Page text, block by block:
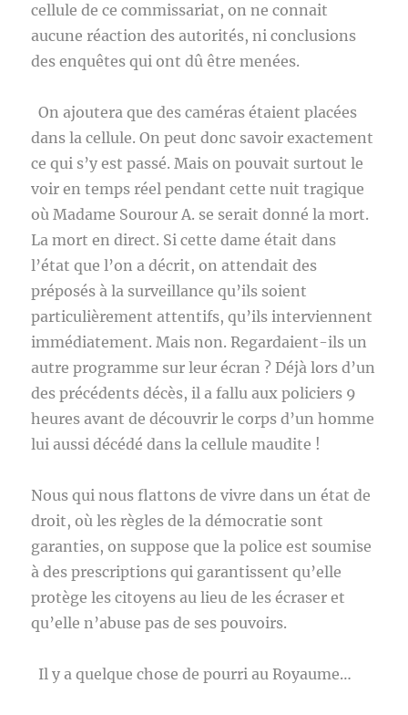
cellule de ce commissariat, on ne connait
aucune réaction des autorités, ni conclusions
des enquêtes qui ont dû être menées.
On ajoutera que des caméras étaient placées
dans la cellule. On peut donc savoir exactement
ce qui s’y est passé. Mais on pouvait surtout le
voir en temps réel pendant cette nuit tragique
où Madame Sourour A. se serait donné la mort.
La mort en direct. Si cette dame était dans
l’état que l’on a décrit, on attendait des
préposés à la surveillance qu’ils soient
particulièrement attentifs, qu’ils interviennent
immédiatement. Mais non. Regardaient-ils un
autre programme sur leur écran ? Déjà lors d’un
des précédents décès, il a fallu aux policiers 9
heures avant de découvrir le corps d’un homme
lui aussi décédé dans la cellule maudite !
Nous qui nous flattons de vivre dans un état de
droit, où les règles de la démocratie sont
garanties, on suppose que la police est soumise
à des prescriptions qui garantissent qu’elle
protège les citoyens au lieu de les écraser et
qu’elle n’abuse pas de ses pouvoirs.
Il y a quelque chose de pourri au Royaume…